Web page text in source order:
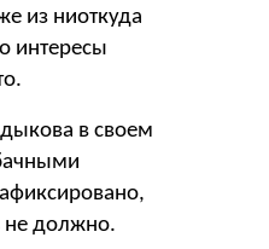
из ниоткуда
интересы
в своем
не должно.